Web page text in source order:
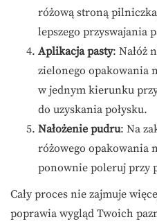
różową stroną
lepszego przyswajania
Aplikacja pasty: Nałóż
zielonego opakowania
w jednym kierunku
do uzyskania połysku.
Nałożenie pudru: Na
różowego opakowania
ponownie poleruj przy
Cały proces nie zajmuje
poprawia wygląd Twoich